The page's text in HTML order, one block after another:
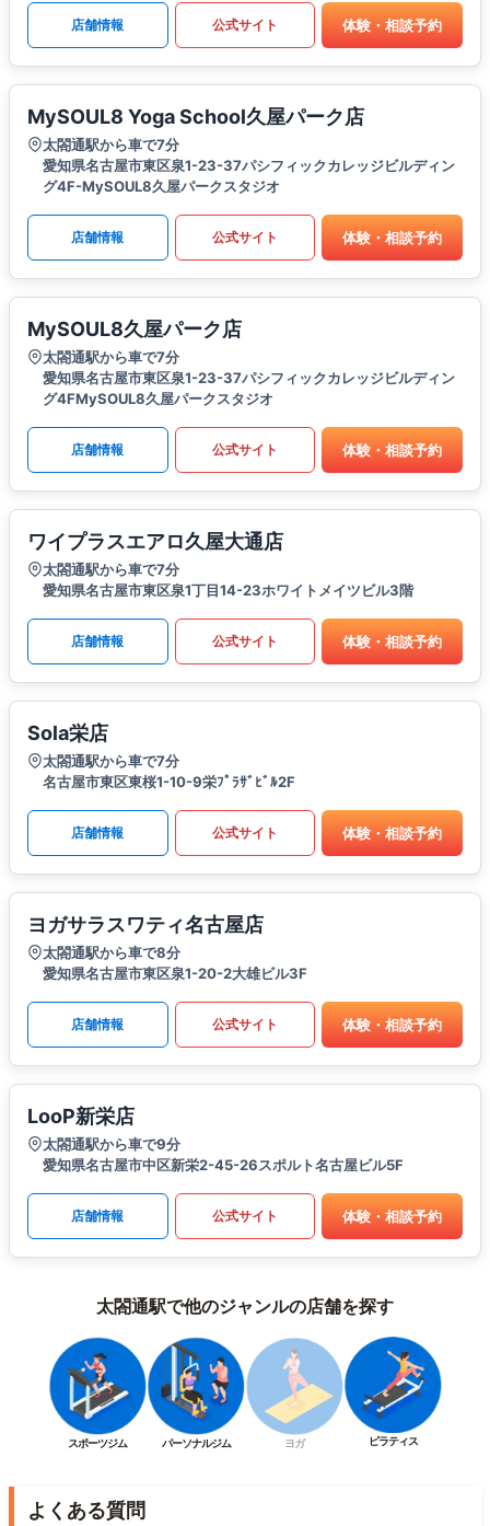
店舗情報 公式サイト 体験・相談予約
MySOUL8 Yoga School久屋パーク店
太閤通駅から車で7分
愛知県名古屋市東区泉1-23-37パシフィックカレッジビルディン
グ4F-MySOUL8久屋パークスタジオ
店舗情報 公式サイト 体験・相談予約
MySOUL8久屋パーク店
太閤通駅から車で7分
愛知県名古屋市東区泉1-23-37パシフィックカレッジビルディン
グ4FMySOUL8久屋パークスタジオ
店舗情報 公式サイト 体験・相談予約
ワイプラスエアロ久屋大通店
太閤通駅から車で7分
愛知県名古屋市東区泉1丁目14-23ホワイトメイツビル3階
店舗情報 公式サイト 体験・相談予約
Sola栄店
太閤通駅から車で7分
名古屋市東区東桜1-10-9栄ﾌﾟﾗｻﾞﾋﾞﾙ2F
店舗情報 公式サイト 体験・相談予約
ヨガサラスワティ名古屋店
太閤通駅から車で8分
愛知県名古屋市東区泉1-20-2大雄ビル3F
店舗情報 公式サイト 体験・相談予約
LooP新栄店
太閤通駅から車で9分
愛知県名古屋市中区新栄2-45-26スポルト名古屋ビル5F
店舗情報 公式サイト 体験・相談予約
太閤通駅で他のジャンルの店舗を探す
スポーツジム パーソナルジム ヨガ ピラティス
よくある質問